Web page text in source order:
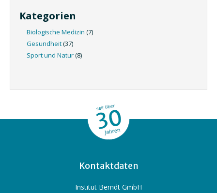
Kategorien
Biologische Medizin (7)
Gesundheit(37)
Sport und Natur(8)
Kontaktdaten
Institut Berndt GmbH